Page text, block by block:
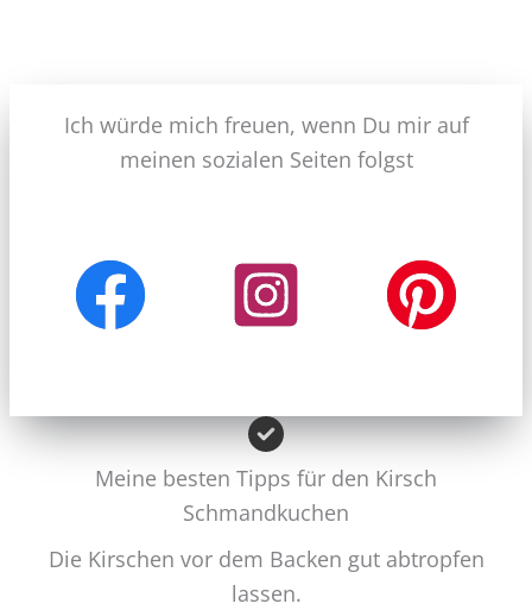
Ich würde mich freuen, wenn Du mir auf
meinen sozialen Seiten folgst
Meine besten Tipps für den Kirsch
Schmandkuchen
Die Kirschen vor dem Backen gut abtropfen
lassen.